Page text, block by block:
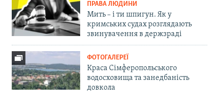
ПРАВА ЛЮДИНИ
Мить – і ти шпигун. Як у
кримських судах розглядають
звинувачення в держзраді
ФОТОГАЛЕРЕЇ
Краса Сімферопольського
водосховища та занедбаність
довкола